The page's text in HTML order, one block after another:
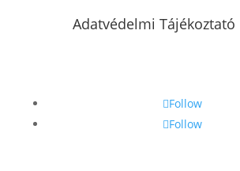
Adatvédelmi Tájékoztató
Follow
Follow